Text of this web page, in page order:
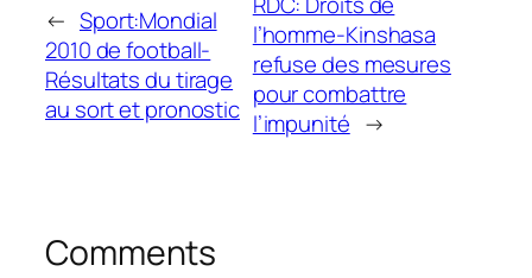
← Sport:Mondial
2010 de football-
Résultats du tirage
au sort et pronostic
l’homme-Kinshasa
refuse des mesures
pour combattre
l’impunité →
Comments